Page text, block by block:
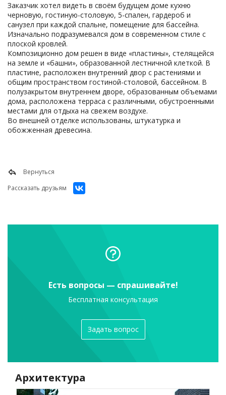
Заказчик хотел видеть в своём будущем доме кухню
черновую, гостиную-столовую, 5-спален, гардероб и
санузел при каждой спальне, помещение для бассейна.
Изначально подразумевался дом в современном стиле с
плоской кровлей.
Композиционно дом решен в виде «пластины», стелящейся
на земле и «башни», образованной лестничной клеткой. В
пластине, расположен внутренний двор с растениями и
общим пространством гостиной-столовой, бассейном. В
полузакрытом внутреннем дворе, образованным объемами
дома, расположена терраса с различными, обустроенными
местами для отдыха на свежем воздухе.
Во внешней отделке использованы, штукатурка и
обожженная древесина.
Вернуться
Рассказать друзьям
Есть вопросы — спрашивайте!
Бесплатная консультация
Задать вопрос
Архитектура